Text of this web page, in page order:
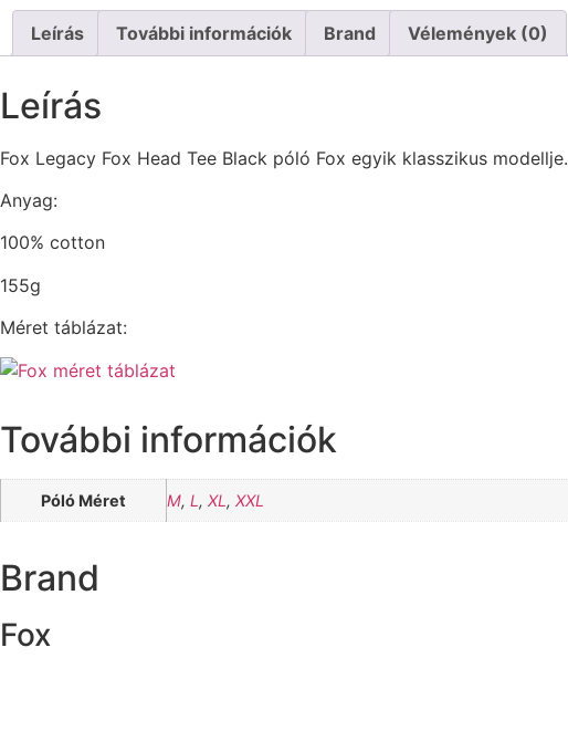
Leírás További információk Brand Vélemények (0)
Leírás
Fox Legacy Fox Head Tee Black póló Fox egyik klasszikus modellje.
Anyag:
100% cotton
155g
Méret táblázat:
További információk
Póló Méret M, L , XL , XXL
Brand
Fox